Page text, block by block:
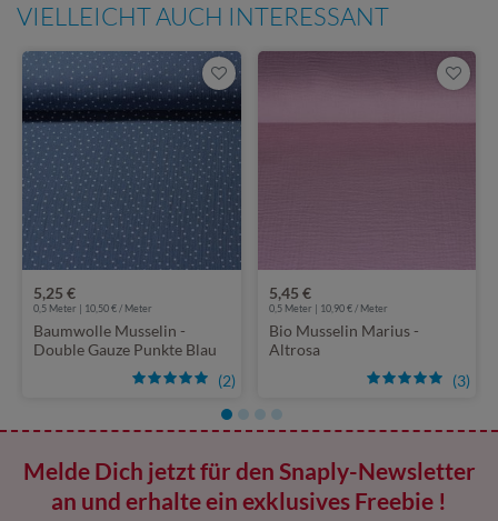
VIELLEICHT AUCH INTERESSANT
(2)
5,25 €
0,5 Meter | 10,50 € / Meter
Baumwolle Musselin -
Double Gauze Punkte Blau
(3)
5,45 €
0,5 Meter | 10,90 € / Meter
Bio Musselin Marius -
Altrosa
Melde Dich jetzt für den Snaply-Newsletter
an und erhalte ein exklusives Freebie !